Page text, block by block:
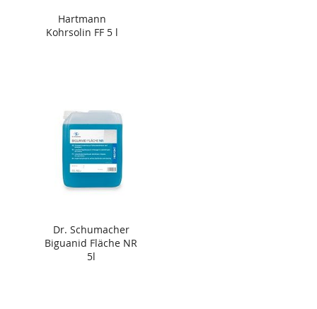
Hartmann
Kohrsolin FF 5 l
Dr. Schumacher
Biguanid Fläche NR
5l